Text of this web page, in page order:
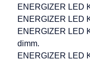
ENERGIZER LED
ENERGIZER LED
ENERGIZER LED
dimm.
ENERGIZER LED